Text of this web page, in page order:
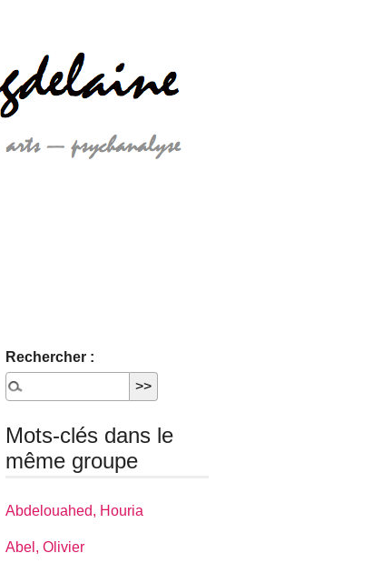
Rechercher :
Mots-clés dans le
même groupe
Abdelouahed, Houria
Abel, Olivier